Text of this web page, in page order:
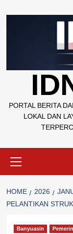
to
PORTAL BERITA
LOKAL DAN
Menu
HOME 2026
PELANTIKAN
Banyuasin